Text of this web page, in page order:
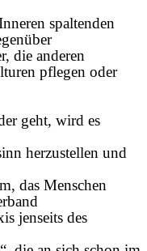
spaltenden
die anderen
pflegen oder
geht, wird es
herzustellen und
das Menschen
jenseits des